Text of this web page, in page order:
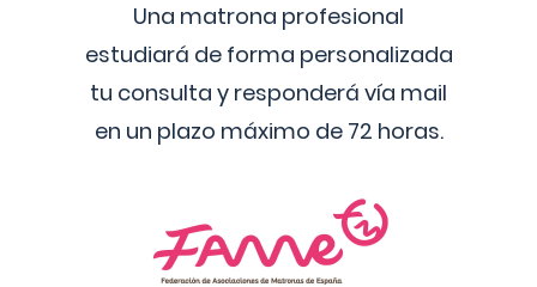
Una matrona profesional
estudiará de forma personalizada
tu consulta y responderá vía mail
en un plazo máximo de 72 horas.